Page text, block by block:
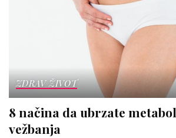
ZDRAV ŽIVOT
8 načina da ubrzate
vežbanja